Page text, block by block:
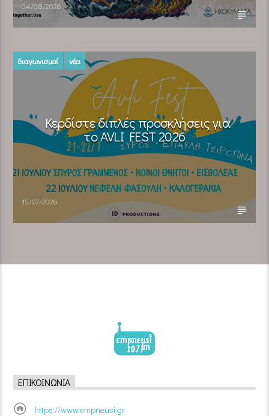
04/08/2026
διαγωνισμοί νέα
Κερδίστε διπλές προσκλήσεις για
το AVLI FEST 2026
15/07/2026
ΕΠΙΚΟΙΝΩΝΊΑ
https://www.empneusi.gr